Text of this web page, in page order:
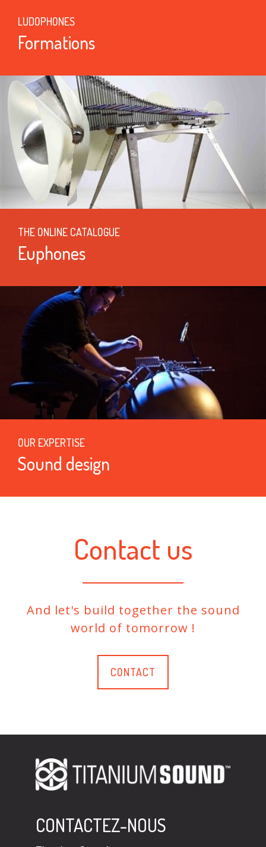
LUDOPHONES
Formations
THE ONLINE CATALOGUE
Euphones
OUR EXPERTISE
Sound design
Contact us
And let's build together the sound
world of tomorrow !
CONTACT
CONTACTEZ-NOUS